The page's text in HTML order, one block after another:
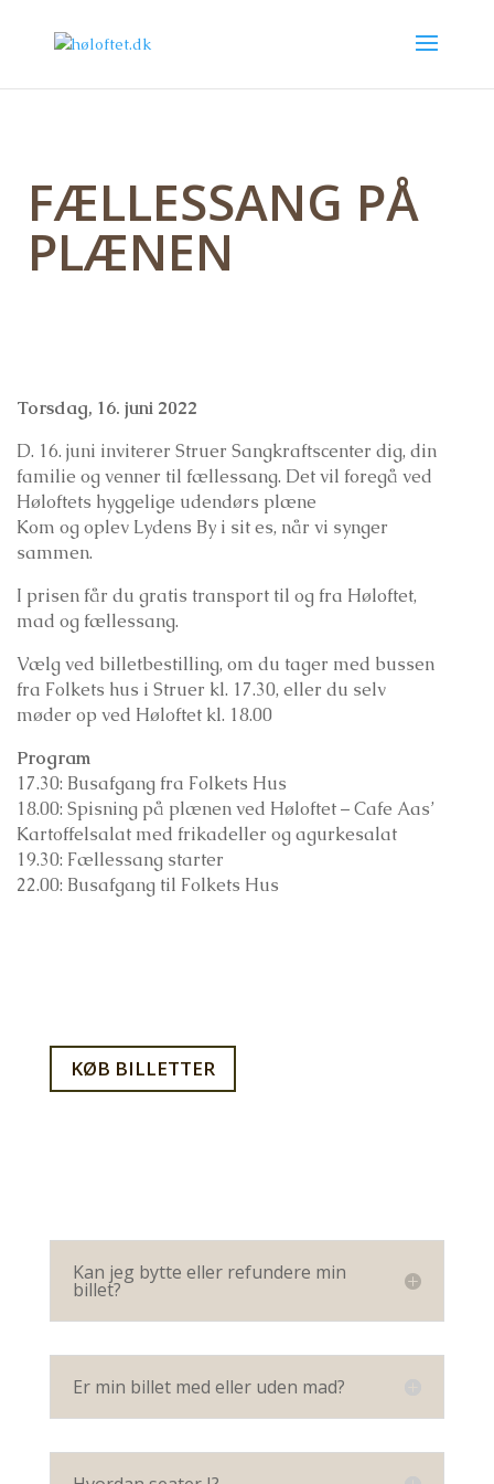
FÆLLESSANG PÅ
PLÆNEN
Torsdag, 16. juni 2022
D. 16. juni inviterer Struer Sangkraftscenter dig, din
familie og venner til fællessang. Det vil foregå ved
Høloftets hyggelige udendørs plæne
Kom og oplev Lydens By i sit es, når vi synger
sammen.
I prisen får du gratis transport til og fra Høloftet,
mad og fællessang.
Vælg ved billetbestilling, om du tager med bussen
fra Folkets hus i Struer kl. 17.30, eller du selv
møder op ved Høloftet kl. 18.00
Program
17.30: Busafgang fra Folkets Hus
18.00: Spisning på plænen ved Høloftet –Cafe Aas’
Kartoffelsalat med frikadeller og agurkesalat
19.30: Fællessang starter
22.00: Busafgang til Folkets Hus
KØB BILLETTER
Kan jeg bytte eller refundere min
billet?
Er min billet med eller uden mad?